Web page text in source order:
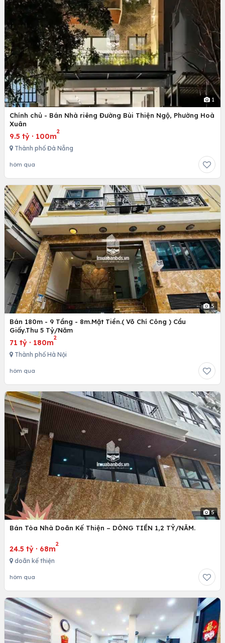
1
Chính chủ - Bán Nhà riêng Đường Bùi Thiện Ngộ, Phường Hoà
Xuân
9.5 tỷ · 100m
2
Thành phố Đà Nẵng
hôm qua
5
Bán 180m - 9 Tầng - 8m.Mặt Tiền.( Võ Chí Công ) Cầu
Giấy.Thu 5 Tỷ/Năm
71 tỷ · 180m
2
Thành phố Hà Nội
hôm qua
5
Bán Tòa Nhà Doãn Kế Thiện – DÒNG TIỀN 1,2 TỶ/NĂM.
24.5 tỷ · 68m
2
doãn kế thiện
hôm qua